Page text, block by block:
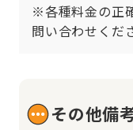
※各種料金の正
問い合わせくだ
その他備